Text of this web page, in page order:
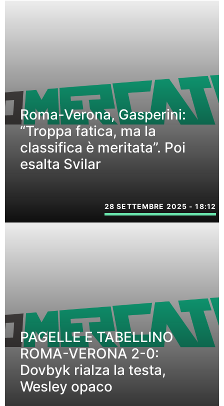
Roma-Verona, Gasperini:
“Troppa fatica, ma la
classifica è meritata”. Poi
esalta Svilar
28 SETTEMBRE 2025 - 18:12
PAGELLE E TABELLINO
ROMA-VERONA 2-0:
Dovbyk rialza la testa,
Wesley opaco